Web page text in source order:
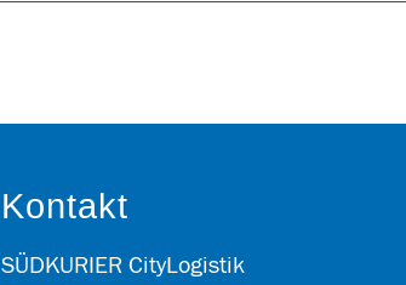
Kontakt
SÜDKURIER CityLogistik